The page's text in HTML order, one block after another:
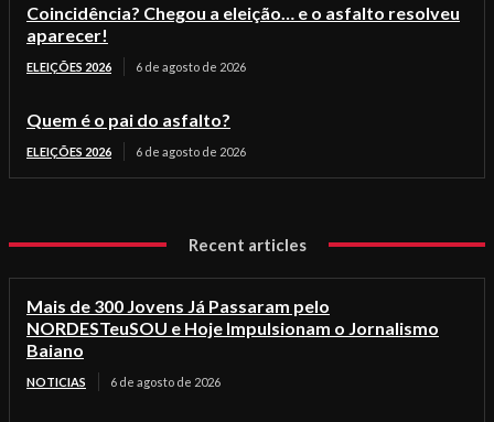
Coincidência? Chegou a eleição… e o asfalto resolveu
aparecer!
ELEIÇÕES 2026 6 de agosto de 2026
Quem é o pai do asfalto?
ELEIÇÕES 2026 6 de agosto de 2026
Recent articles
Mais de 300 Jovens Já Passaram pelo
NORDESTeuSOU e Hoje Impulsionam o Jornalismo
Baiano
NOTICIAS 6 de agosto de 2026